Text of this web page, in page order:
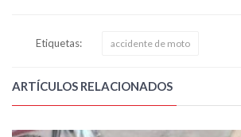
Etiquetas: accidente de moto
ARTÍCULOS RELACIONADOS